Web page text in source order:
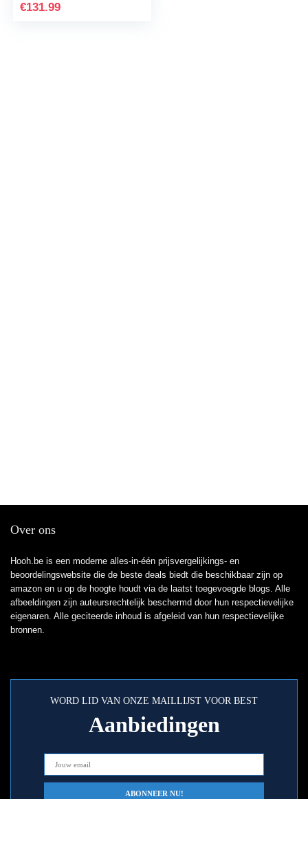
€131.99
Over ons
Hooh.be is een moderne alles-in-één prijsvergelijkings- en
beoordelingswebsite die de beste deals biedt die beschikbaar zijn op
amazon en u op de hoogte houdt via de laatst toegevoegde blogs. Alle
afbeeldingen zijn auteursrechtelijk beschermd door hun respectievelijke
eigenaren. Alle geciteerde inhoud is afgeleid van hun respectievelijke
bronnen.
WORD LID VAN ONZE MAILLIJST VOOR BEST
Aanbiedingen